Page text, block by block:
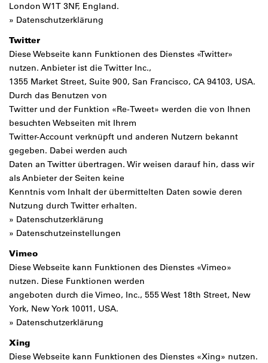
London W1T 3NF, England.
» Datenschutzerklärung
Twitter
Diese Webseite kann Funktionen des Dienstes «Twitter»
nutzen. Anbieter ist die Twitter Inc.,
1355 Market Street, Suite 900, San Francisco, CA 94103, USA.
Durch das Benutzen von
Twitter und der Funktion «Re-Tweet» werden die von Ihnen
besuchten Webseiten mit Ihrem
Twitter-Account verknüpft und anderen Nutzern bekannt
gegeben. Dabei werden auch
Daten an Twitter übertragen. Wir weisen darauf hin, dass wir
als Anbieter der Seiten keine
Kenntnis vom Inhalt der übermittelten Daten sowie deren
Nutzung durch Twitter erhalten.
» Datenschutzerklärung
» Datenschutzeinstellungen
Vimeo
Diese Webseite kann Funktionen des Dienstes «Vimeo»
nutzen. Diese Funktionen werden
angeboten durch die Vimeo, Inc., 555 West 18th Street, New
York, New York 10011, USA.
» Datenschutzerklärung
Xing
Diese Webseite kann Funktionen des Dienstes «Xing» nutzen.